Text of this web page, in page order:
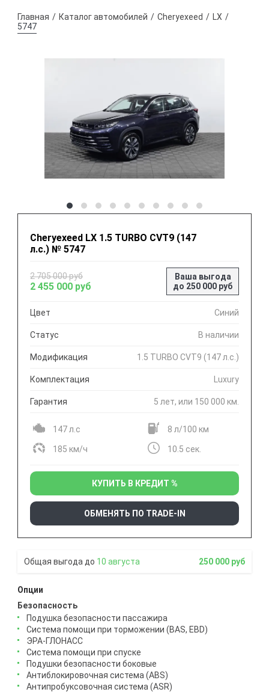
Главная Каталог автомобилей Cheryexeed
LX
5747
Cheryexeed LX 1.5 TURBO CVT9 (147
л.с.) № 5747
2 705 000 руб
2 455 000 руб
Ваша выгода
до 250 000 руб
Цвет Синий
Статус В наличии
Модификация 1.5 TURBO CVT9 (147 л.с.)
Комплектация Luxury
Гарантия 5 лет, или 150 000 км.
147 л.с 8 л/100 км
185 км/ч 10.5 сек.
КУПИТЬ В КРЕДИТ %
ОБМЕНЯТЬ ПО TRADE-IN
10 августа 250 000 руб
Опции
Безопасность
Подушка безопасности пассажира
Система помощи при торможении (BAS, EBD)
ЭРА-ГЛОНАСС
Система помощи при спуске
Подушки безопасности боковые
Антиблокировочная система (ABS)
Антипробуксовочная система (ASR)